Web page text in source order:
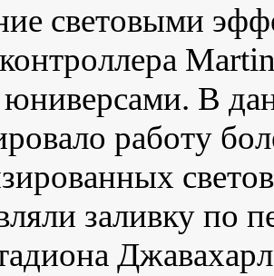
световыми
В
работу
заливку по